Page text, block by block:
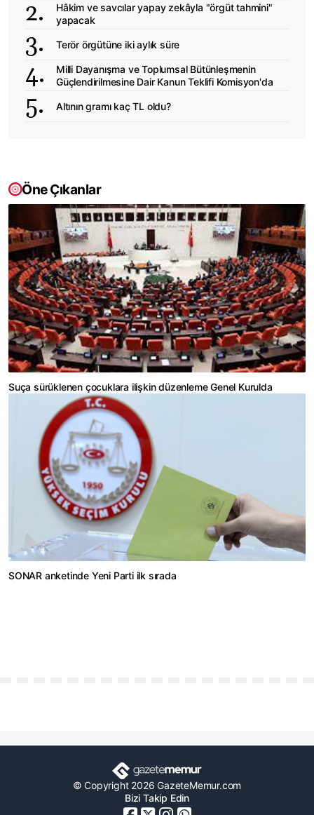
Hâkim ve savcılar yapay zekâyla "örgüt tahmini"
yapacak
Terör örgütüne iki aylık süre
Milli Dayanışma ve Toplumsal Bütünleşmenin
Güçlendirilmesine Dair Kanun Teklifi Komisyon'da
Altının gramı kaç TL oldu?
Öne Çıkanlar
Suça sürüklenen çocuklara ilişkin düzenleme Genel Kurulda
SONAR anketinde Yeni Parti ilk sırada
© Copyright 2026 GazeteMemur.com
Bizi Takip Edin